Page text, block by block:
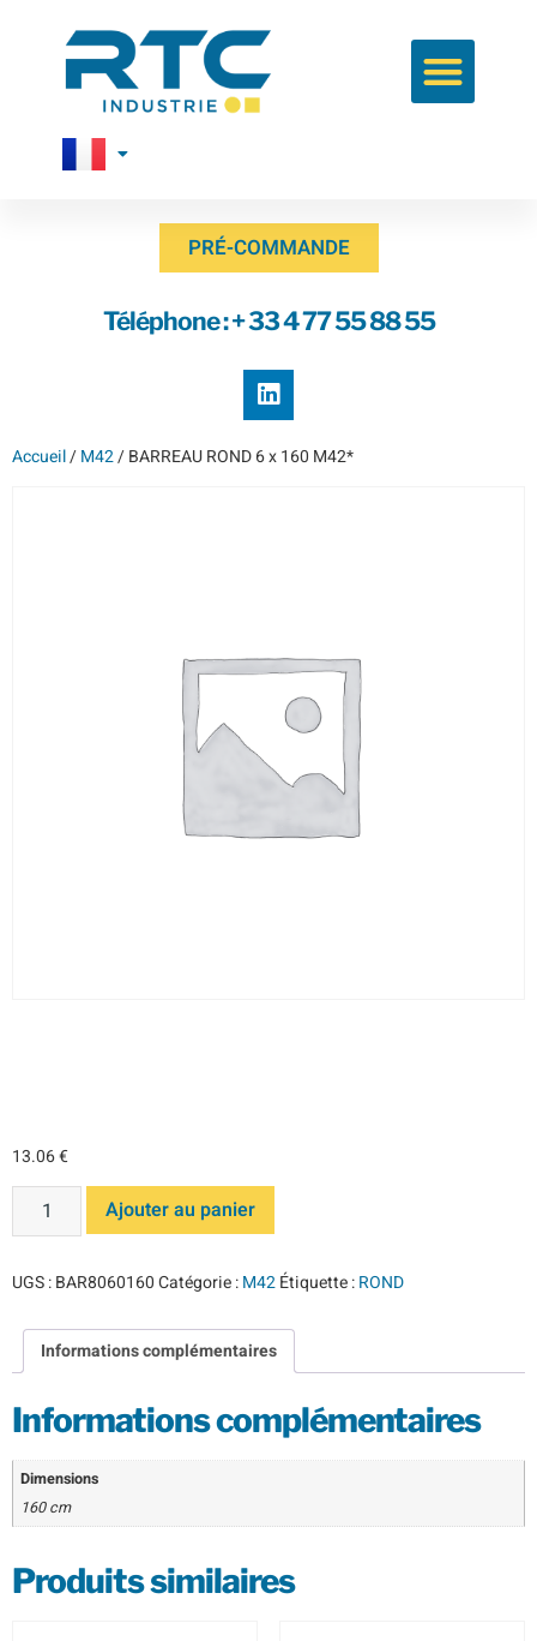
PRÉ-COMMANDE
Téléphone : + 33 4 77 55 88 55
Accueil/M42/ BARREAU ROND 6 x 160 M42*
13.06€
Ajouter au panier
UGS :BAR8060160Catégorie :M42Étiquette :ROND
Informations complémentaires
Informations complémentaires
Dimensions
160 cm
Produits similaires